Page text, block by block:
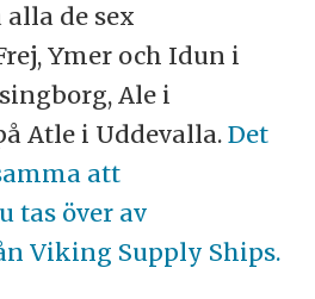
de sex
Ymer och Idun i
Ale i
Atle i Uddevalla. Det
att
tas över av
Viking Supply Ships.